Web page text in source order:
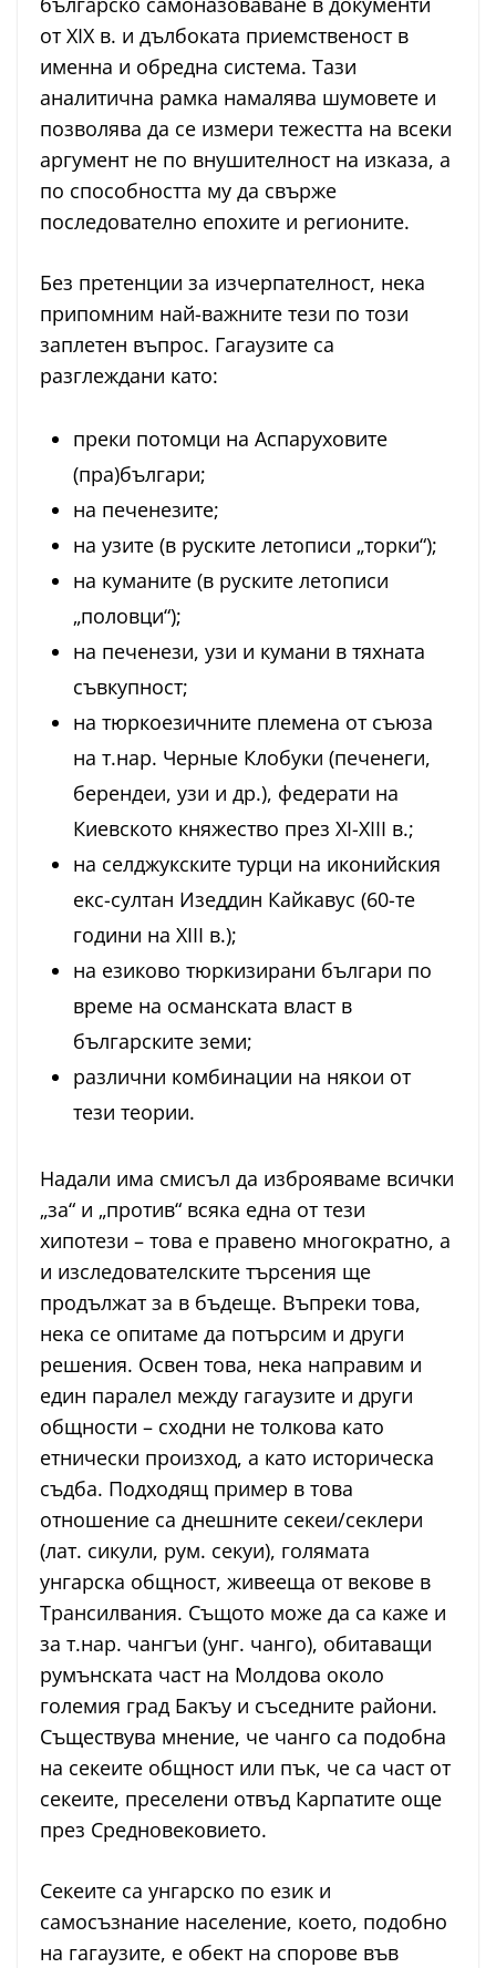
от ХІХ в. и дълбоката приемственост в
именна и обредна система. Тази
аналитична рамка намалява шумовете и
позволява да се измери тежестта на всеки
аргумент не по внушителност на изказа, а
по способността му да свърже
последователно епохите и регионите.
Без претенции за изчерпателност, нека
припомним най-важните тези по този
заплетен въпрос. Гагаузите са
разглеждани като:
преки потомци на Аспаруховите
(пра)българи;
на печенезите;
на узите (в руските летописи „торки“);
на куманите (в руските летописи
„половци“);
на печенези, узи и кумани в тяхната
съвкупност;
на тюркоезичните племена от съюза
на т.нар. Черные Клобуки (печенеги,
берендеи, узи и др.), федерати на
Киевското княжество през ХІ-ХІІІ в.;
на селджукските турци на иконийския
екс-султан Изеддин Кайкавус (60-те
години на ХІІІ в.);
на езиково тюркизирани българи по
време на османската власт в
българските земи;
различни комбинации на някои от
тези теории.
Надали има смисъл да изброяваме всички
„за“ и „против“ всяка една от тези
хипотези – това е правено многократно, а
и изследователските търсения ще
продължат за в бъдеще. Въпреки това,
нека се опитаме да потърсим и други
решения. Освен това, нека направим и
един паралел между гагаузите и други
общности – сходни не толкова като
етнически произход, а като историческа
съдба. Подходящ пример в това
отношение са днешните секеи/секлери
(лат. сикули, рум. секуи), голямата
унгарска общност, живееща от векове в
Трансилвания. Същото може да са каже и
за т.нар. чангъи (унг. чанго), обитаващи
румънската част на Молдова около
големия град Бакъу и съседните райони.
Съществува мнение, че чанго са подобна
на секеите общност или пък, че са част от
секеите, преселени отвъд Карпатите още
през Средновековието.
Секеите са унгарско по език и
самосъзнание население, което, подобно
на гагаузите, е обект на спорове във